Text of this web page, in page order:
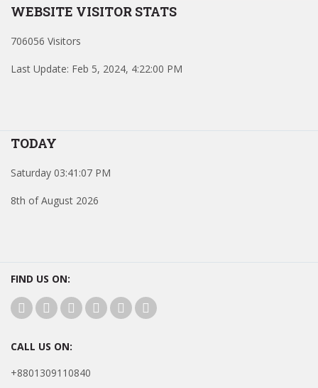
WEBSITE VISITOR STATS
706056 Visitors
Last Update: Feb 5, 2024, 4:22:00 PM
TODAY
Saturday 03:41:07 PM
8th of August 2026
FIND US ON:
CALL US ON:
+8801309110840